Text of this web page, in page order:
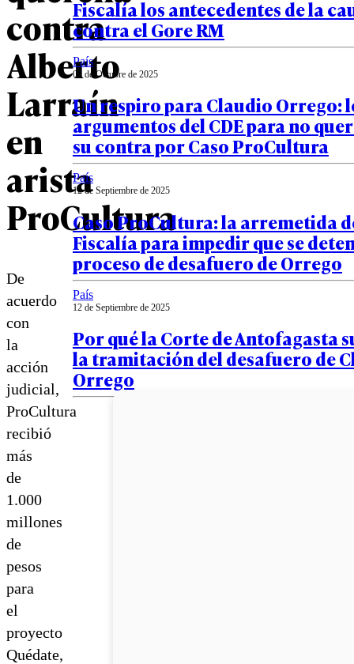
contra
Alberto
Larraín
en
arista
ProCultura
De
acuerdo
con
la
acción
judicial,
ProCultura
recibió
más
de
1.000
millones
de
pesos
para
el
proyecto
Quédate,
Fiscalía los antecedentes de la
contra el Gore RM
País
02 de Octubre de 2025
Un respiro para Claudio Orrego:
argumentos del CDE para no
su contra por Caso ProCultura
País
12 de Septiembre de 2025
Caso ProCultura: la arremetida
Fiscalía para impedir que se
proceso de desafuero de Orrego
País
12 de Septiembre de 2025
Por qué la Corte de Antofagasta
la tramitación del desafuero de
Orrego